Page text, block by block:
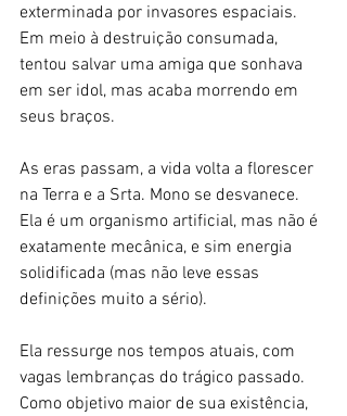
exterminada por invasores espaciais.
Em meio à destruição consumada,
tentou salvar uma amiga que sonhava
em ser idol, mas acaba morrendo em
seus braços.
As eras passam, a vida volta a florescer
na Terra e a Srta. Mono se desvanece.
Ela é um organismo artificial, mas não é
exatamente mecânica, e sim energia
solidificada (mas não leve essas
definições muito a sério).
Ela ressurge nos tempos atuais, com
vagas lembranças do trágico passado.
Como objetivo maior de sua existência,